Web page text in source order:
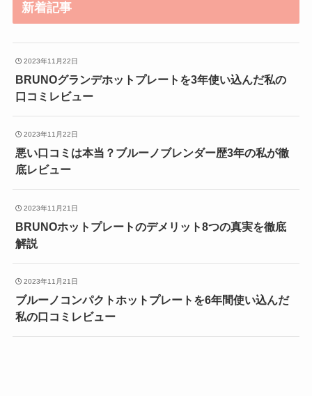
新着記事
2023年11月22日
BRUNOグランデホットプレートを3年使い込んだ私の
口コミレビュー
2023年11月22日
悪い口コミは本当？ブルーノブレンダー歴3年の私が徹
底レビュー
2023年11月21日
BRUNOホットプレートのデメリット8つの真実を徹底
解説
2023年11月21日
ブルーノコンパクトホットプレートを6年間使い込んだ
私の口コミレビュー